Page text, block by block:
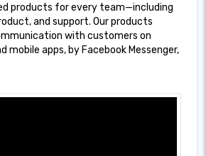
products for every team—including
and support. Our products
with customers on
mobile apps, by Facebook Messenger,